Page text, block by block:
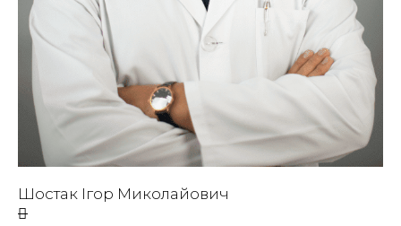
Шостак Ігор Миколайович